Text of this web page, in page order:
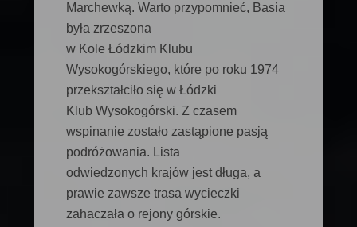
Marchewką. Warto przypomnieć, Basia
była zrzeszona
w Kole Łódzkim Klubu
Wysokogórskiego, które po roku 1974
przekształciło się w Łódzki
Klub Wysokogórski. Z czasem
wspinanie zostało zastąpione pasją
podróżowania. Lista
odwiedzonych krajów jest długa, a
prawie zawsze trasa wycieczki
zahaczała o rejony górskie.